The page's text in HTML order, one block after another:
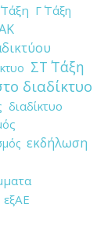
Τάξη Γ΄ Τάξη
ΣΤ΄ Τάξη
διαδίκτυο
διαδίκτυο
εκδήλωση
εξΑΕ